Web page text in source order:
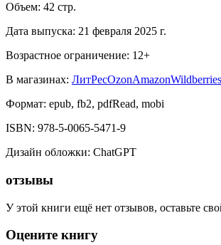
Объем: 42 стр.
Дата выпуска: 21 февраля 2025 г.
Возрастное ограничение: 12+
В магазинах: ЛитРесOzonAmazonWildberries
Формат: epub, fb2, pdfRead, mobi
ISBN: 978-5-0065-5471-9
Дизайн обложки: ChatGPT
отзывы
У этой книги ещё нет отзывов, оставьте
Оцените книгу